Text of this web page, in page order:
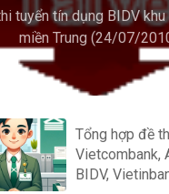
tuyển tín dụng BIDV
miền Trung (24/07/
Tổng hợp đề
Vietcombank,
BIDV,